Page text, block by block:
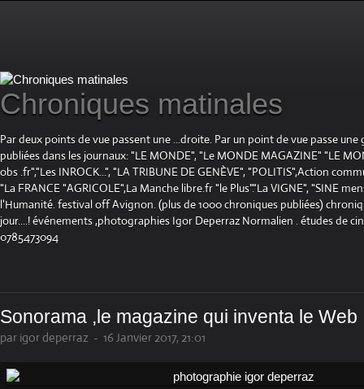
Chroniques matinales
Par deux points de vue passent une ...droite. Par un point de vue passe
publiées dans les journaux: "LE MONDE", "Le MONDE MAGAZINE" "LE
obs .fr","Les INROCK...", "LA TRIBUNE DE GENÈVE", "POLITIS",Action
"La FRANCE "AGRICOLE",La Manche libre.fr "le Plus"."La VIGNE", "SINE
l'Humanité. festival off Avignon. (plus de 1000 chroniques publiées)
jour....! événements ,photographies Igor Deperraz Normalien . études de
0785473094
Sonorama ,le magazine qui inventa le Web
par igor deperraz - 16 Janvier 2017, 21:01